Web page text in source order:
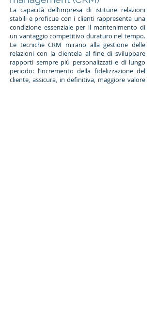
La capacità dell’impresa di istituire relazioni
stabili e proficue con i clienti rappresenta una
condizione essenziale per il mantenimento di
un vantaggio competitivo duraturo nel tempo.
Le tecniche CRM mirano alla gestione delle
relazioni con la clientela al fine di sviluppare
rapporti sempre più personalizzati e di lungo
periodo: l’incremento della fidelizzazione del
cliente, assicura, in definitiva, maggiore valore